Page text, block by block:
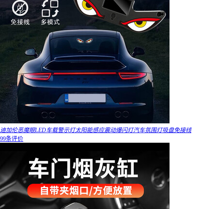
迪加伦恶魔眼LED车载警示灯太阳能感应震动爆闪灯汽车氛围灯吸盘免接线
99条评价